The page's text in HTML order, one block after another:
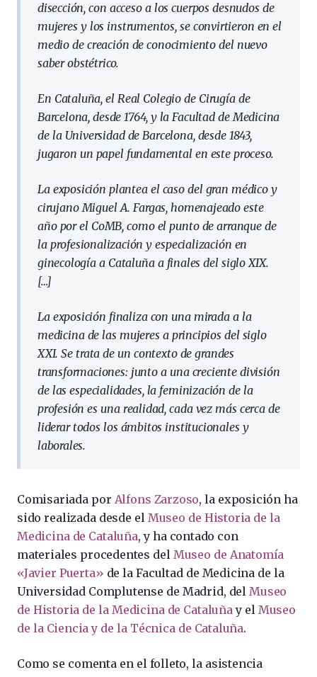
disección, con acceso a los cuerpos desnudos de
mujeres y los instrumentos, se convirtieron en el
medio de creación de conocimiento del nuevo
saber obstétrico.
En Cataluña, el Real Colegio de Cirugía de
Barcelona, ​​desde 1764, y la Facultad de Medicina
de la Universidad de Barcelona, ​​desde 1843,
jugaron un papel fundamental en este proceso.
La exposición plantea el caso del gran médico y
cirujano Miguel A. Fargas, homenajeado este
año por el CoMB, como el punto de arranque de
la profesionalización y especialización en
ginecología a Cataluña a finales del siglo XIX.
[…]
La exposición finaliza con una mirada a la
medicina de las mujeres a principios del siglo
XXI. Se trata de un contexto de grandes
transformaciones: junto a una creciente división
de las especialidades, la feminización de la
profesión es una realidad, cada vez más cerca de
liderar todos los ámbitos institucionales y
laborales.
Comisariada por Alfons Zarzoso, la exposición ha
sido realizada desde el Museo de Historia de la
Medicina de Cataluña, y ha contado con
materiales procedentes del Museo de Anatomía
«Javier Puerta» de la Facultad de Medicina de la
Universidad Complutense de Madrid, delMuseo
de Historia de la Medicina de Cataluñay el Museo
de la Ciencia y de la Técnica de Cataluña.
Como se comenta en el folleto, la asistencia